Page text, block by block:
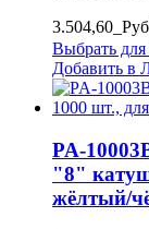
3.504,60_Руб
Выбрать для
Добавить в
PA-
"8"
жёлтый/